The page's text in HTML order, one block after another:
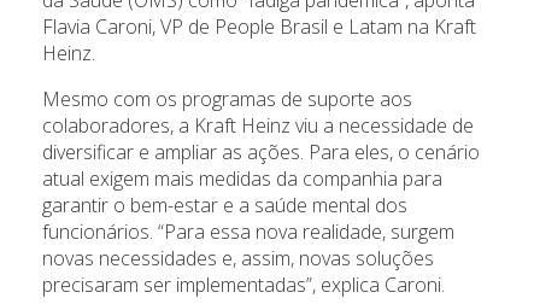
Flavia Caroni, VP de People Brasil e Latam na Kraft
Heinz.
Mesmo com os programas de suporte aos
colaboradores, a Kraft Heinz viu a necessidade de
diversificar e ampliar as ações. Para eles, o cenário
atual exigem mais medidas da companhia para
garantir o bem-estar e a saúde mental dos
funcionários. “Para essa nova realidade, surgem
novas necessidades e, assim, novas soluções
precisaram ser implementadas”, explica Caroni.